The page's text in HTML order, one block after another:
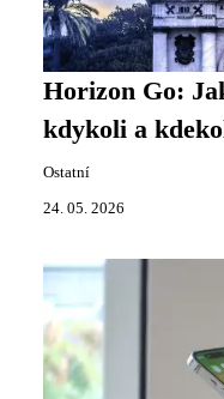
Horizon Go:
kdykoli a
Ostatní
24. 05. 2026